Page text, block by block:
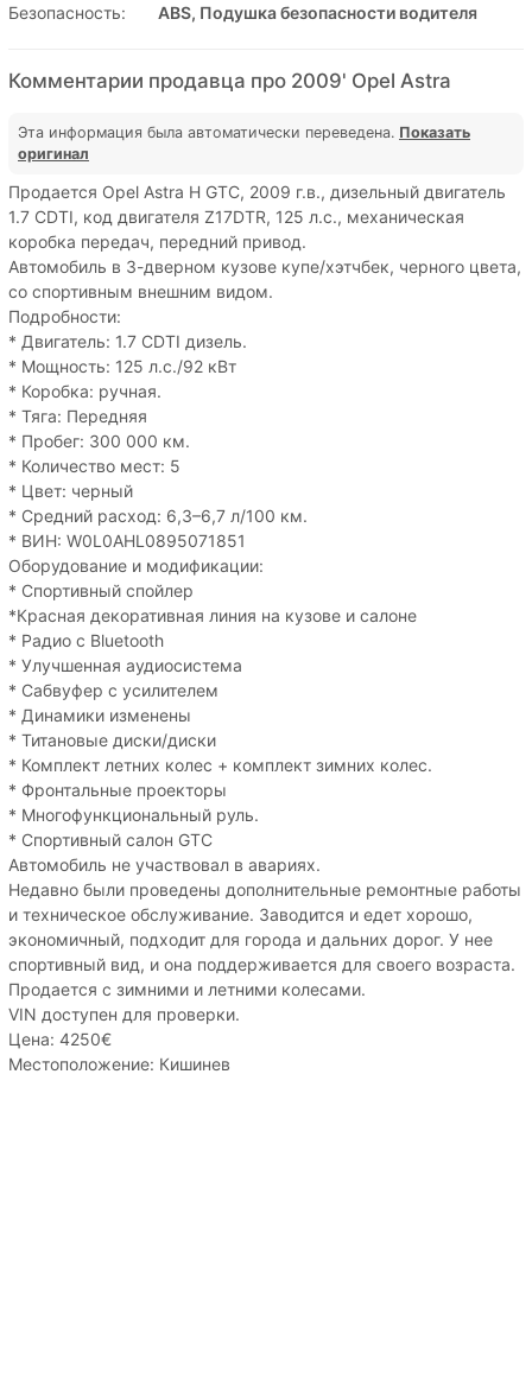
Безопасность:
ABS, Подушка безопасности водителя
Комментарии продавца про 2009' Opel Astra
Эта информация была автоматически переведена. Показать
оригинал
Продается Opel Astra H GTC, 2009 г.в., дизельный двигатель
1.7 CDTI, код двигателя Z17DTR, 125 л.с., механическая
коробка передач, передний привод.
Автомобиль в 3-дверном кузове купе/хэтчбек, черного цвета,
со спортивным внешним видом.
Подробности:
* Двигатель: 1.7 CDTI дизель.
* Мощность: 125 л.с./92 кВт
* Коробка: ручная.
* Тяга: Передняя
* Пробег: 300 000 км.
* Количество мест: 5
* Цвет: черный
* Средний расход: 6,3–6,7 л/100 км.
* ВИН: W0L0AHL0895071851
Оборудование и модификации:
* Спортивный спойлер
*Красная декоративная линия на кузове и салоне
* Радио с Bluetooth
* Улучшенная аудиосистема
* Сабвуфер с усилителем
* Динамики изменены
* Титановые диски/диски
* Комплект летних колес + комплект зимних колес.
* Фронтальные проекторы
* Многофункциональный руль.
* Спортивный салон GTC
Автомобиль не участвовал в авариях.
Недавно были проведены дополнительные ремонтные работы
и техническое обслуживание. Заводится и едет хорошо,
экономичный, подходит для города и дальних дорог. У нее
спортивный вид, и она поддерживается для своего возраста.
Продается с зимними и летними колесами.
VIN доступен для проверки.
Цена: 4250€
Местоположение: Кишинев